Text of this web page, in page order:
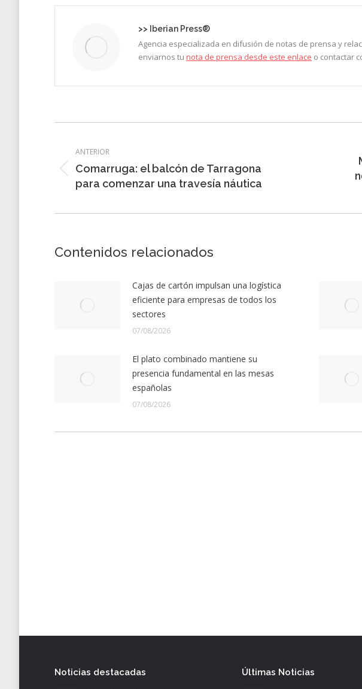
>> Iberian Press®
Agencia especializada en difusión de notas de prensa y
enviarnos tu nota de prensa desde este enlace o contactar
entre
entradas
ANTERIOR
Entrada
anterior:
Comarruga: el balcón de Tarragona
para comenzar una travesía náutica
Contenidos relacionados
Cajas de cartón impulsan una logística
eficiente para empresas de todos los
sectores
07/08/2026
El plato combinado mantiene su
presencia fundamental en las mesas
españolas
07/08/2026
Noticias destacadas Últimas Noticias